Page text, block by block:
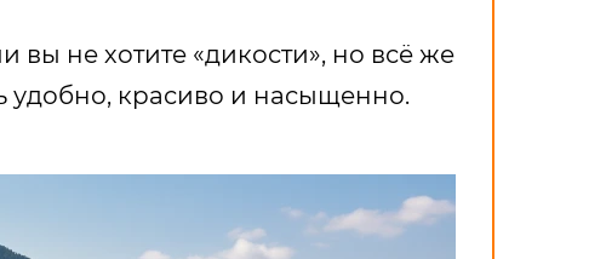
вы не хотите «дикости», но всё же
удобно, красиво и насыщенно.